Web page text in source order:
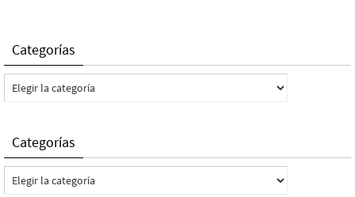
Categorías
Categorías
Categorías
Categorías